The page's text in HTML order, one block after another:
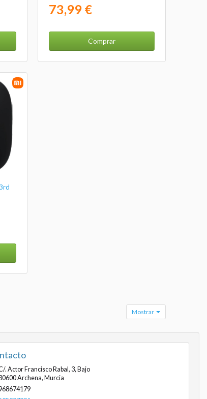
73,99 €
Comprar
Mostrar
. Actor Francisco Rabal, 3, Bajo
Archena, Murcia